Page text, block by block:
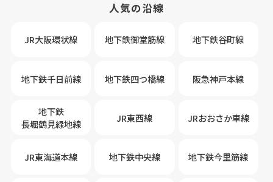
人気の沿線
JR大阪環状線 地下鉄御堂筋線 地下鉄谷町線
地下鉄千日前線 地下鉄四つ橋線 阪急神戸本線
地下鉄
長堀鶴見緑地線
JR東西線 JRおおさか車線
JR東海道本線 地下鉄中央線 地下鉄今里筋線